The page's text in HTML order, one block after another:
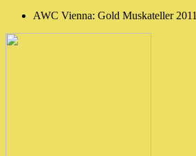
AWC Vienna: Gold Muskateller 2011